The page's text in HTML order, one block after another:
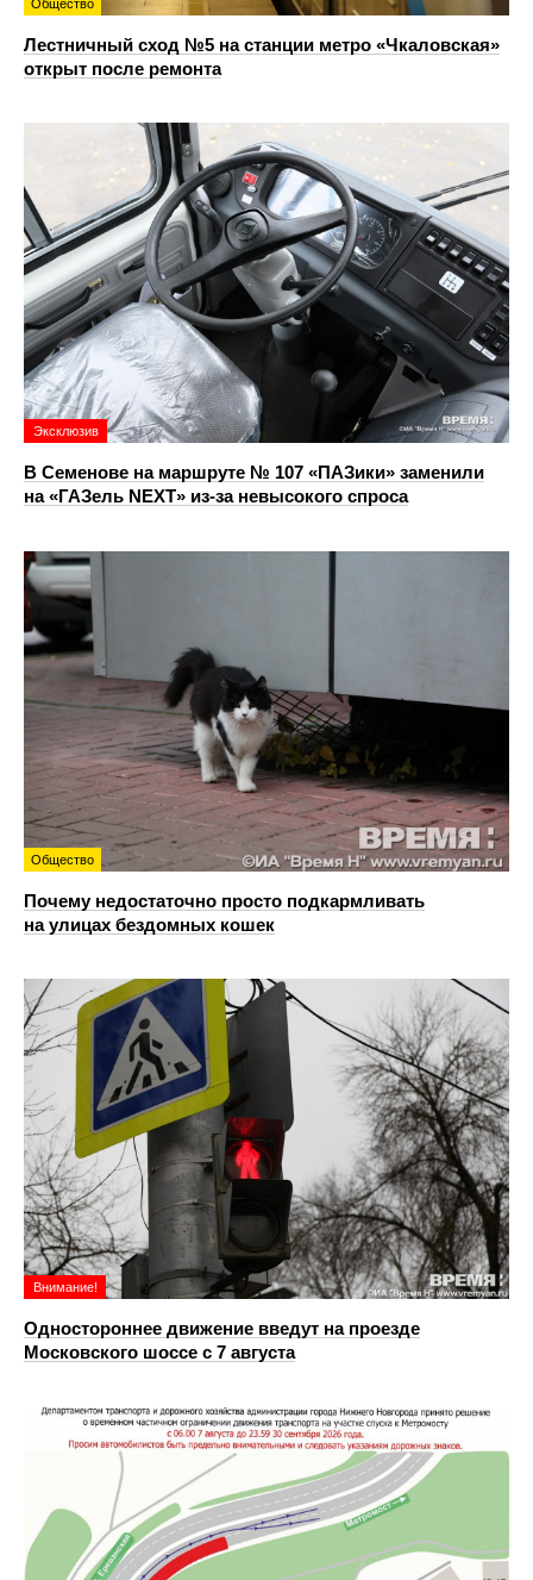
Общество
Лестничный сход №5 на станции метро «Чкаловская»
открыт после ремонта
Эксклюзив
В Семенове на маршруте № 107 «ПАЗики» заменили
на «ГАЗель NEXT» из‑за невысокого спроса
Общество
Почему недостаточно просто подкармливать
на улицах бездомных кошек
Внимание!
Одностороннее движение введут на проезде
Московского шоссе с 7 августа